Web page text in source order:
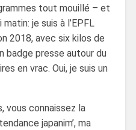
tout mouillé – et
je suis à l’EPFL
2018, avec six kilos de
badge presse autour du
en vrac. Oui, je suis un
vous connaissez la
japanim’, ma